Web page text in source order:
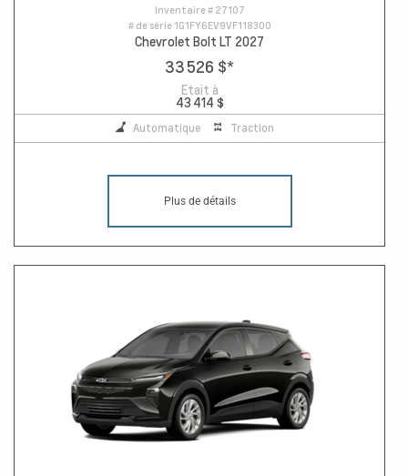
Inventaire # 27107
# de série 1G1FY6EV9VF118300
Chevrolet Bolt LT 2027
33 526 $*
Etait à
43 414 $
Automatique Traction
Plus de détails